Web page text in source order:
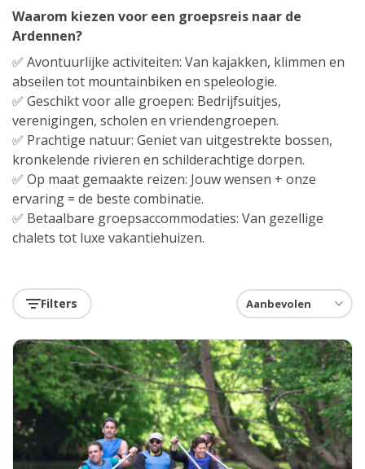
Waarom kiezen voor een groepsreis naar de
Ardennen?
✅ Avontuurlijke activiteiten: Van kajakken, klimmen en
abseilen tot mountainbiken en speleologie.
✅ Geschikt voor alle groepen: Bedrijfsuitjes,
verenigingen, scholen en vriendengroepen.
✅ Prachtige natuur: Geniet van uitgestrekte bossen,
kronkelende rivieren en schilderachtige dorpen.
✅ Op maat gemaakte reizen: Jouw wensen + onze
ervaring = de beste combinatie.
✅ Betaalbare groepsaccommodaties: Van gezellige
chalets tot luxe vakantiehuizen.
Filters